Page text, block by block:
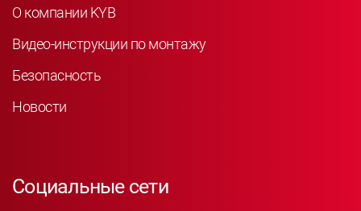
О компании KYB
Видео-инструкции по монтажу
Безопасность
Новости
Социальные сети